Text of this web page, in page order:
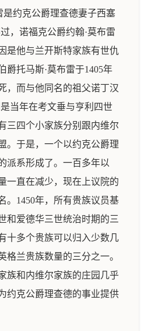
是约克公爵理查德妻子西塞
，诺福克公爵约翰·莫布雷
是他与兰开斯特家族有世仇
托马斯·莫布雷于1405年
，而与他同名的祖父诺丁汉
当年在考文垂与亨利四世
三四个小家族分别跟内维尔
。于是，一个以约克公爵理
派系形成了。一百多年以
一直在减少，现在上议院的
。1450年，所有贵族议员基
和爱德华三世统治时期的三
十多个贵族可以归入少数几
格兰贵族数量的三分之一。
族和内维尔家族的庄园几乎
约克公爵理查德的事业提供